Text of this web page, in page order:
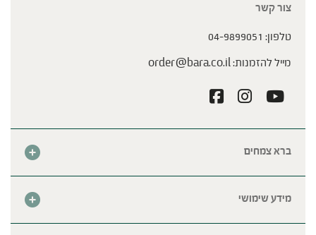
ברא צמחים
מידע שימושי
צור קשר
טלפון: 04-9899051
מייל להזמנות:order@bara.co.il